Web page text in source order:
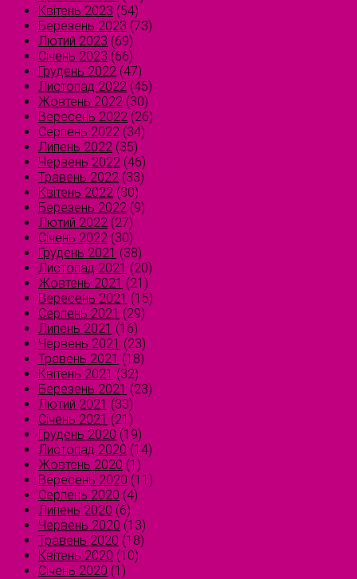
Квітень 2023 (54)
Березень 2023 (73)
Лютий 2023 (69)
Січень 2023 (66)
Грудень 2022 (47)
Листопад 2022 (45)
Жовтень 2022 (30)
Вересень 2022 (26)
Серпень 2022 (34)
Липень 2022 (35)
Червень 2022 (46)
Травень 2022 (33)
Квітень 2022 (30)
Березень 2022 (9)
Лютий 2022 (27)
Січень 2022 (30)
Грудень 2021 (38)
Листопад 2021 (20)
Жовтень 2021 (21)
Вересень 2021 (15)
Серпень 2021 (29)
Липень 2021 (16)
Червень 2021 (23)
Травень 2021 (18)
Квітень 2021 (32)
Березень 2021 (23)
Лютий 2021 (33)
Січень 2021 (21)
Грудень 2020 (19)
Листопад 2020 (14)
Жовтень 2020 (1)
Вересень 2020 (11)
Серпень 2020 (4)
Липень 2020 (6)
Червень 2020 (13)
Травень 2020 (18)
Квітень 2020 (10)
Січень 2020 (1)